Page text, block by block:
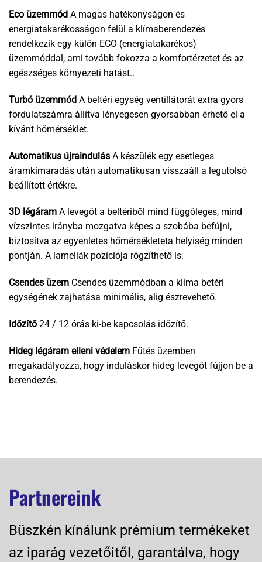
Eco üzemmód A magas hatékonyságon és
energiatakarékosságon felül a klímaberendezés
rendelkezik egy külön ECO (energiatakarékos)
üzemmóddal, ami tovább fokozza a komfortérzetet és az
egészséges környezeti hatást..
Turbó üzemmód A beltéri egység ventillátorát extra gyors
fordulatszámra állítva lényegesen gyorsabban érhető el a
kívánt hőmérséklet.
Automatikus újraindulás A készülék egy esetleges
áramkimaradás után automatikusan visszaáll a legutolsó
beállított értékre.
3D légáram A levegőt a beltériből mind függőleges, mind
vízszintes irányba mozgatva képes a szobába befújni,
biztosítva az egyenletes hőmérsékleteta helyiség minden
pontján. A lamellák pozíciója rögzíthető is.
Csendes üzem Csendes üzemmódban a klíma betéri
egységének zajhatása minimális, alig észrevehető.
Időzítő 24 / 12 órás ki-be kapcsolás időzítő.
Hideg légáram elleni védelem Fűtés üzemben
megakadályozza, hogy induláskor hideg levegőt fújjon be a
berendezés.
Partnereink
Büszkén kínálunk prémium termékeket
az iparág vezetőitől, garantálva, hogy